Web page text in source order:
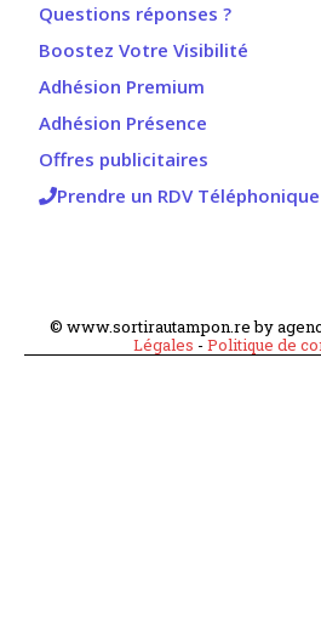
Questions réponses ?
Boostez Votre Visibilité
Adhésion Premium
Adhésion Présence
Offres publicitaires
Prendre un RDV Téléphonique
© www.sortirautampon.re by
Légales - Politique de